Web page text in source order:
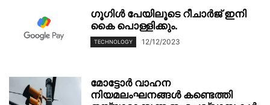
ഗൂഗിള്‍ പേയിലൂടെ റീചാര്‍ജ് ഇനി
കൈ പൊള്ളിക്കും.
TECHNOLOGY 12/12/2023
മോട്ടോർ വാഹന
നിയമലംഘനങ്ങൾ കണ്ടെത്തി